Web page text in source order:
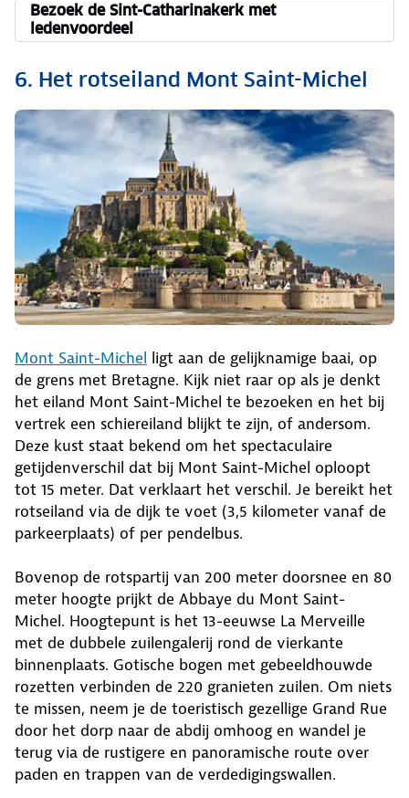
Bezoek de Sint-Catharinakerk met
ledenvoordeel
6. Het rotseiland Mont Saint-Michel
Mont Saint-Michel ligt aan de gelijknamige baai, op
de grens met Bretagne. Kijk niet raar op als je denkt
het eiland Mont Saint-Michel te bezoeken en het bij
vertrek een schiereiland blijkt te zijn, of andersom.
Deze kust staat bekend om het spectaculaire
getijdenverschil dat bij Mont Saint-Michel oploopt
tot 15 meter. Dat verklaart het verschil. Je bereikt het
rotseiland via de dijk te voet (3,5 kilometer vanaf de
parkeerplaats) of per pendelbus.
Bovenop de rotspartij van 200 meter doorsnee en 80
meter hoogte prijkt de Abbaye du Mont Saint-
Michel. Hoogtepunt is het 13-eeuwse La Merveille
met de dubbele zuilengalerij rond de vierkante
binnenplaats. Gotische bogen met gebeeldhouwde
rozetten verbinden de 220 granieten zuilen. Om niets
te missen, neem je de toeristisch gezellige Grand Rue
door het dorp naar de abdij omhoog en wandel je
terug via de rustigere en panoramische route over
paden en trappen van de verdedigingswallen.